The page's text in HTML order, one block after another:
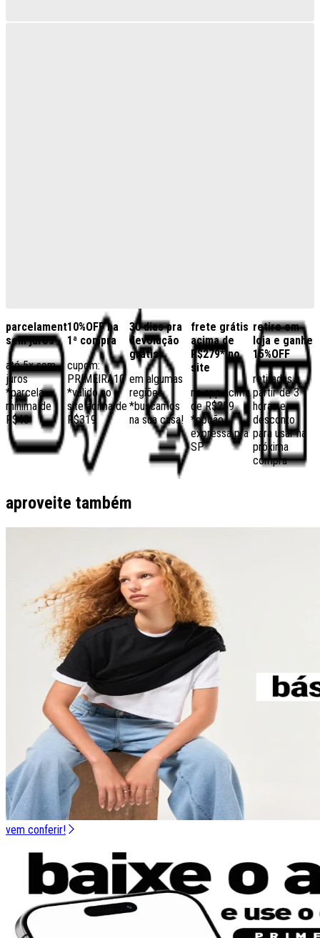
parcelamento
sem juros
até 5x sem
juros
*parcela
mínima de
R$40
10%OFF na
1ª compra
cupom:
PRIMEIRA10
*válido no
site acima de
R$319
30 dias pra
devolução
grátis
em algumas
regiões,
*buscamos
na sua casa!
frete grátis
acima de
R$279* no
site
no app acima
de R$259
*opção
expressa pra
SP
retire em
loja e ganhe
15%OFF
retiradas a
partir de 3
horas e
desconto
para usar na
próxima
compra
aproveite também
vem conferir!